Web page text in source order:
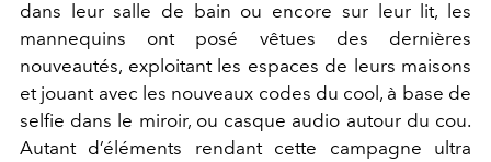
dans leur salle de bain ou encore sur leur lit, les
mannequins ont posé vêtues des dernières
nouveautés, exploitant les espaces de leurs maisons
et jouant avec les nouveaux codes du cool, à base de
selfie dans le miroir, ou casque audio autour du cou.
Autant d’éléments rendant cette campagne ultra